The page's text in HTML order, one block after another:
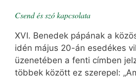
Csend és szó kapcsolata
XVI. Benedek pápának a
idén május 20-án esedékes
üzenetében a fenti címben
többek között ez szerepel: